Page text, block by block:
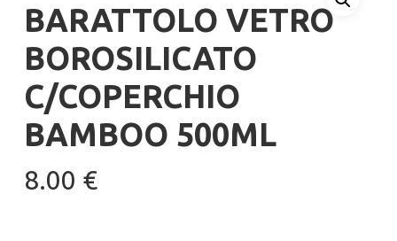
BARATTOLO VETRO
BOROSILICATO
C/COPERCHIO
BAMBOO 500ML
8.00 €